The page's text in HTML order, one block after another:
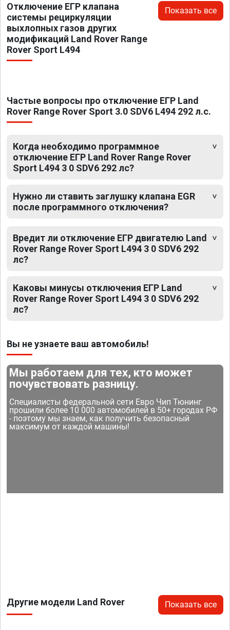
Отключение ЕГР клапана
системы рециркуляции
выхлопных газов других
модификаций Land Rover Range
Rover Sport L494
Показать все
Частые вопросы про отключение ЕГР Land
Rover Range Rover Sport 3.0 SDV6 L494 292 л.с.
Когда необходимо программное
отключение ЕГР Land Rover Range Rover
Sport L494 3 0 SDV6 292 лс?
Нужно ли ставить заглушку клапана EGR
после программного отключения?
Вредит ли отключение ЕГР двигателю Land
Rover Range Rover Sport L494 3 0 SDV6 292
лс?
Каковы минусы отключения ЕГР Land
Rover Range Rover Sport L494 3 0 SDV6 292
лс?
Вы не узнаете ваш автомобиль!
Мы работаем для тех, кто может
почувствовать разницу.
Специалисты федеральной сети Евро Чип Тюнинг
прошили более 10 000 автомобилей в 50+ городах РФ
- поэтому мы знаем, как получить безопасный
максимум от каждой машины!
Другие модели Land Rover Показать все